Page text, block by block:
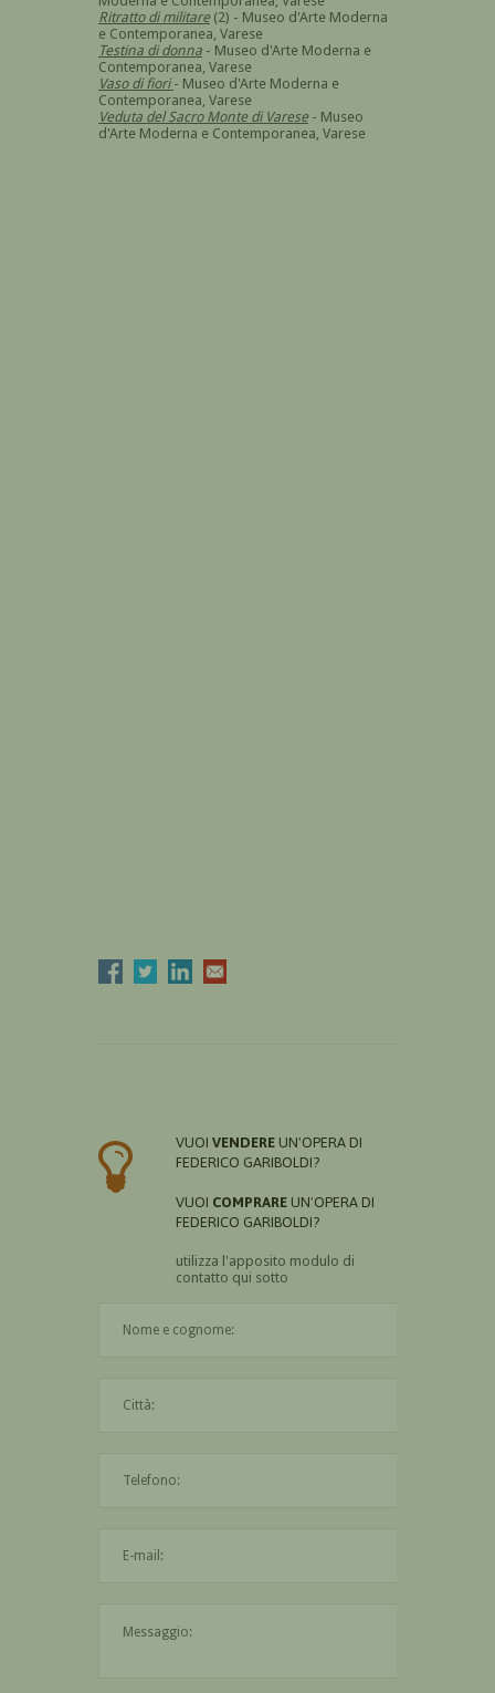
Ritratto di militare (2) - Museo d'Arte Moderna
e Contemporanea, Varese
Testina di donna - Museo d'Arte Moderna e
Contemporanea, Varese
Vaso di fiori - Museo d'Arte Moderna e
Contemporanea, Varese
Veduta del Sacro Monte di Varese - Museo
d'Arte Moderna e Contemporanea, Varese
VUOI VENDERE UN'OPERA DI
FEDERICO GARIBOLDI?
VUOI COMPRARE UN'OPERA DI
FEDERICO GARIBOLDI?
utilizza l'apposito modulo di
contatto qui sotto